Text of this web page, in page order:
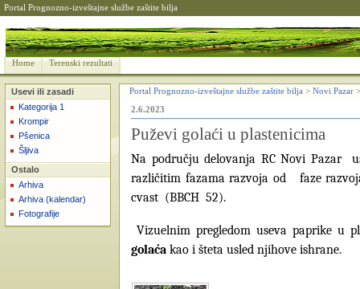
Portal Prognozno-izveštajne službe zaštite bilja
Home Terenski rezultati
Usevi ili zasadi
Kategorija 1
Krompir
Pšenica
Šljiva
Ostalo
Arhiva
Arhiva (kalendar)
Fotografije
Portal Prognozno-izveštajne službe zaštite bilja > Novi Pazar
2.6.2023
Puževi golaći u plastenicima
Na području delovanja RC Novi Pazar
različitim fazama razvoja od faze
cvast (BBCH 52).
Vizuelnim pregledom useva paprike u
golaća kao i šteta usled njihove ishrane.